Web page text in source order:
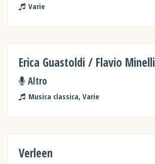
Varie
Erica Guastoldi / Flavio Minelli
Altro
Musica classica, Varie
Verleen